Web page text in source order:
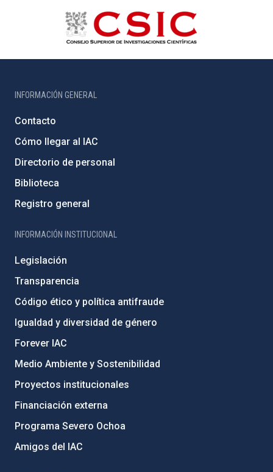
INFORMACIÓN GENERAL
Contacto
Cómo llegar al IAC
Directorio de personal
Biblioteca
Registro general
INFORMACIÓN INSTITUCIONAL
Legislación
Transparencia
Código ético y política antifraude
Igualdad y diversidad de género
Forever IAC
Medio Ambiente y Sostenibilidad
Proyectos institucionales
Financiación externa
Programa Severo Ochoa
Amigos del IAC